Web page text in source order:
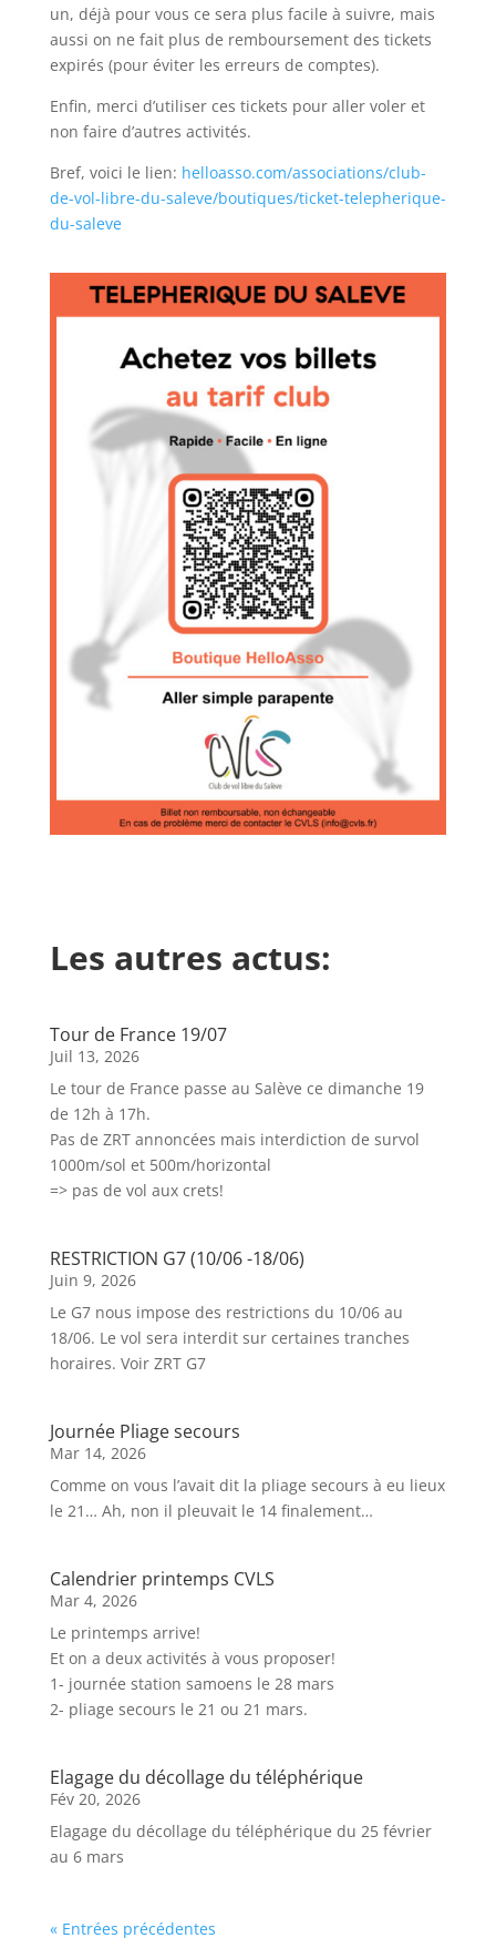
un, déjà pour vous ce sera plus facile à suivre, mais
aussi on ne fait plus de remboursement des tickets
expirés (pour éviter les erreurs de comptes).
Enfin, merci d’utiliser ces tickets pour aller voler et
non faire d’autres activités.
Bref, voici le lien: helloasso.com/associations/club-
de-vol-libre-du-saleve/boutiques/ticket-telepherique-
du-saleve
Les autres actus:
Tour de France 19/07
Juil 13, 2026
Le tour de France passe au Salève ce dimanche 19
de 12h à 17h.
Pas de ZRT annoncées mais interdiction de survol
1000m/sol et 500m/horizontal
=> pas de vol aux crets!
RESTRICTION G7 (10/06 -18/06)
Juin 9, 2026
Le G7 nous impose des restrictions du 10/06 au
18/06. Le vol sera interdit sur certaines tranches
horaires. Voir ZRT G7
Journée Pliage secours
Mar 14, 2026
Comme on vous l’avait dit la pliage secours à eu lieux
le 21… Ah, non il pleuvait le 14 finalement…
Calendrier printemps CVLS
Mar 4, 2026
Le printemps arrive!
Et on a deux activités à vous proposer!
1- journée station samoens le 28 mars
2- pliage secours le 21 ou 21 mars.
Elagage du décollage du téléphérique
Fév 20, 2026
Elagage du décollage du téléphérique du 25 février
au 6 mars
« Entrées précédentes